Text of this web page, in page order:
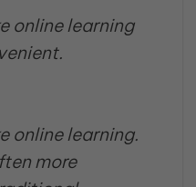
online learning
online learning.
more